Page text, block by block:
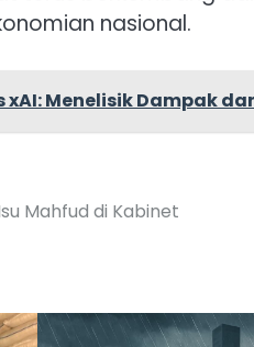
nasional.
Menelisik Dampak
Mahfud di Kabinet